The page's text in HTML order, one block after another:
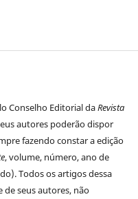
Conselho Editorial daRevista
autores poderão dispor
fazendo constar a edição
, volume, número, ano de
Todos os artigos dessa
de seus autores, não